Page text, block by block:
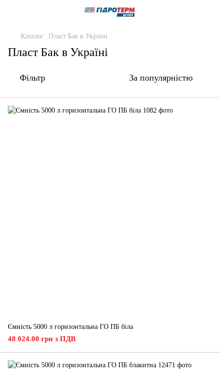
Каталог Пласт Бак в Україні
Пласт Бак в Україні
Фільтр За популярністю
Ємність 5000 л горизонтальна ГО ПБ біла
48 024.00 грн з ПДВ